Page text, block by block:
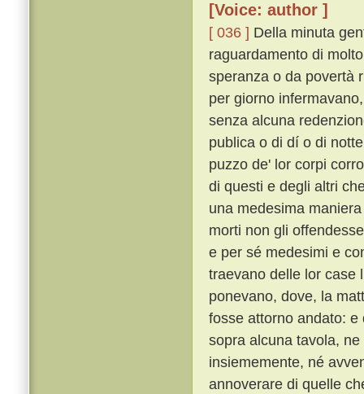
[Voice: author ]
[ 036 ] Della minuta
raguardamento di
speranza o da povertà
per giorno
senza alcuna
publica o di dí o di
puzzo de' lor corpi
di questi e degli altri
una medesima
morti non gli
e per sé medesimi e
traevano delle lor case
ponevano, dove, la
fosse attorno andato:
sopra alcuna tavola,
insiememente, né
annoverare di quelle